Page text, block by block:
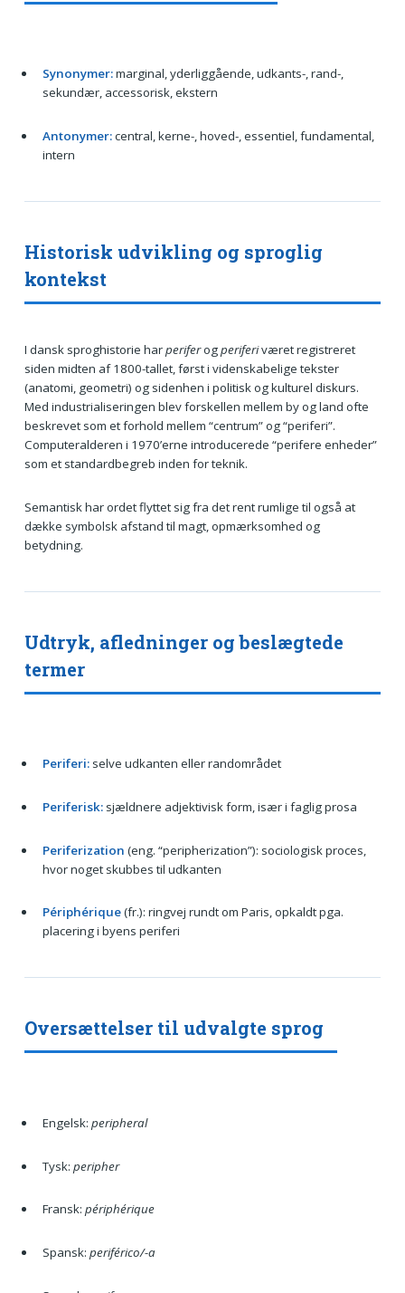
Synonymer:marginal, yderliggående, udkants-, rand-,
sekundær, accessorisk, ekstern
Antonymer:central, kerne-, hoved-, essentiel, fundamental,
intern
Historisk udvikling og sproglig
kontekst
I dansk sproghistorie harperiferogperiferiværet registreret
siden midten af 1800-tallet, først i videnskabelige tekster
(anatomi, geometri) og sidenhen i politisk og kulturel diskurs.
Med industrialiseringen blev forskellen mellem by og land ofte
beskrevet som et forhold mellem “centrum” og “periferi”.
Computeralderen i 1970’erne introducerede “perifere enheder”
som et standardbegreb inden for teknik.
Semantisk har ordet flyttet sig fra det rent rumlige til også at
dække symbolsk afstand til magt, opmærksomhed og
betydning.
Udtryk, afledninger og beslægtede
termer
Periferi:selve udkanten eller randområdet
Periferisk:sjældnere adjektivisk form, især i faglig prosa
Periferization (eng. “peripherization”): sociologisk proces,
hvor noget skubbes til udkanten
Périphérique(fr.): ringvej rundt om Paris, opkaldt pga.
placering i byens periferi
Oversættelser til udvalgte sprog
Engelsk: peripheral
Tysk: peripher
Fransk: périphérique
Spansk: periférico/-a